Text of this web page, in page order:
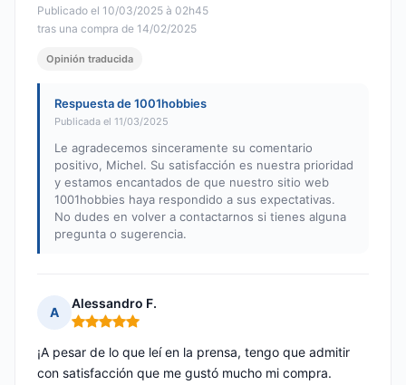
Publicado el 10/03/2025 à 02h45
tras una compra de 14/02/2025
Opinión traducida
Respuesta de 1001hobbies
Publicada el 11/03/2025
Le agradecemos sinceramente su comentario
positivo, Michel. Su satisfacción es nuestra prioridad
y estamos encantados de que nuestro sitio web
1001hobbies haya respondido a sus expectativas.
No dudes en volver a contactarnos si tienes alguna
pregunta o sugerencia.
A
Alessandro F.
Nota: 5 de 5
¡A pesar de lo que leí en la prensa, tengo que admitir
con satisfacción que me gustó mucho mi compra.